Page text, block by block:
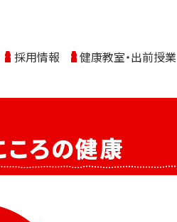
採用情報 健康教室・出前授業
ころの健康